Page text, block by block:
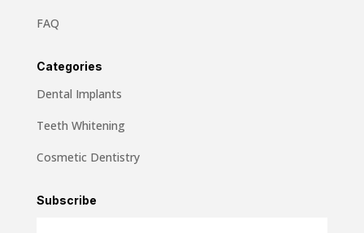
FAQ
Categories
Dental Implants
Teeth Whitening
Cosmetic Dentistry
Subscribe